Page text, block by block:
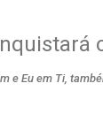
e Eu em Ti,